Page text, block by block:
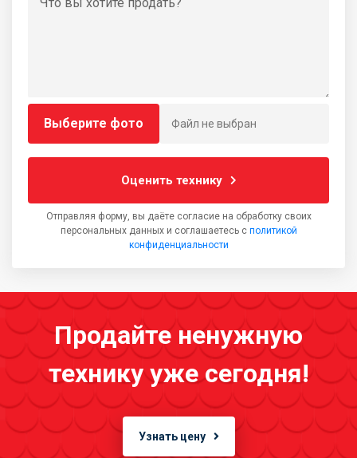
Выберите фото Файл не выбран
Оценить технику
Отправляя форму, вы даёте согласие на обработку своих
персональных данных и соглашаетесь с политикой
конфиденциальности
Продайте ненужную
технику уже сегодня!
Узнать цену